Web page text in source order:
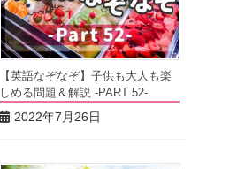
【英語なぞなぞ】子供も大人も楽
しめる問題＆解説 -PART 52-
2022年7月26日